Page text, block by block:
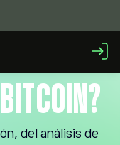
BITCOIN?
del análisis de